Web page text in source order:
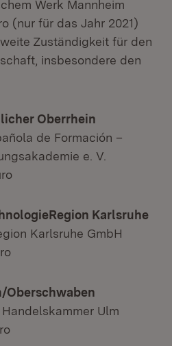
Werk Mannheim
(nur für das Jahr 2021)
Zuständigkeit für den
insbesondere den
Oberrhein
de Formación –
e. V.
Karlsruhe
Karlsruhe GmbH
Oberschwaben
Ulm